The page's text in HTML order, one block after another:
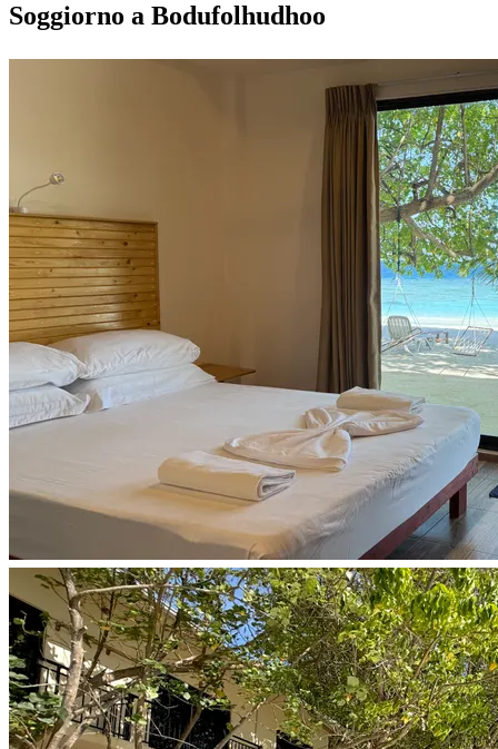
Soggiorno a Bodufolhudhoo